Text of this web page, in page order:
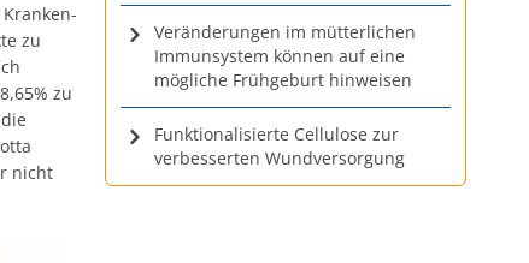
zu
zu
nicht
Veränderungen im mütterlichen
Immunsystem können auf eine
mögliche Frühgeburt hinweisen
Funktionalisierte Cellulose zur
verbesserten Wundversorgung